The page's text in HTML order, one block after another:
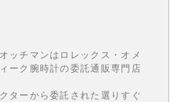
ッチマンはロレックス・オメ
ーク腕時計の委託通販専門店
ターから委託された選りすぐ